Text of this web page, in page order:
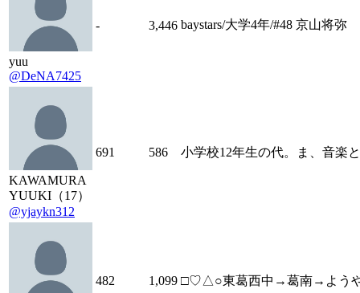
yuu
@DeNA7425
- 3,446 baystars/大学4年/#48 京山将弥
KAWAMURA
YUUKI（17）
@yjaykn312
691 586 小学校12年生の代。ま、音楽
482 1,099 □♡△○東葛西中→葛南→よう